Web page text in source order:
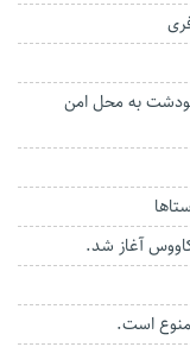
به محل امن
آغاز شد.
است.